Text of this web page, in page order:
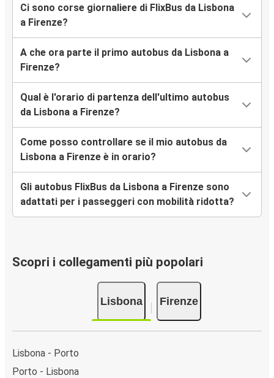
Ci sono corse giornaliere di FlixBus da Lisbona
a Firenze?
A che ora parte il primo autobus da Lisbona a
Firenze?
Qual è l'orario di partenza dell'ultimo autobus
da Lisbona a Firenze?
Come posso controllare se il mio autobus da
Lisbona a Firenze è in orario?
Gli autobus FlixBus da Lisbona a Firenze sono
adattati per i passeggeri con mobilità ridotta?
Scopri i collegamenti più popolari
Lisbona Firenze
Lisbona - Porto
Porto - Lisbona